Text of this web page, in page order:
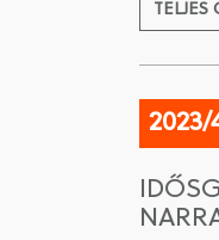
TELJES
2023/